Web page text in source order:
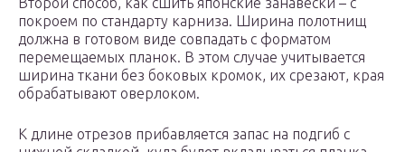
покроем по стандарту карниза. Ширина полотнищ
должна в готовом виде совпадать с форматом
перемещаемых планок. В этом случае учитывается
ширина ткани без боковых кромок, их срезают, края
обрабатывают оверлоком.
К длине отрезов прибавляется запас на подгиб с